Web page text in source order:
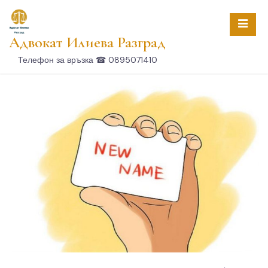
Адвокат Илиева Разград
Телефон за връзка ☎ 0895071410